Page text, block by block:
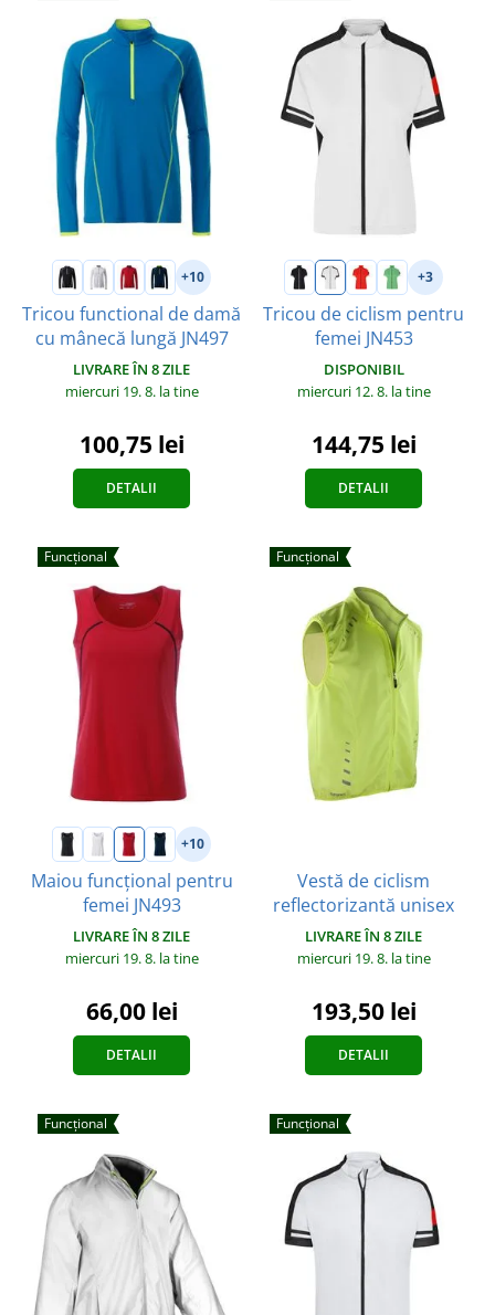
+10
Tricou functional de damă
cu mânecă lungă JN497
LIVRARE ÎN 8 ZILE
miercuri 19. 8. la tine
100,75 lei
DETALII
+3
Tricou de ciclism pentru
femei JN453
DISPONIBIL
miercuri 12. 8. la tine
144,75 lei
DETALII
Funcțional
+10
Maiou funcțional pentru
femei JN493
LIVRARE ÎN 8 ZILE
miercuri 19. 8. la tine
66,00 lei
DETALII
Funcțional
Vestă de ciclism
reflectorizantă unisex
LIVRARE ÎN 8 ZILE
miercuri 19. 8. la tine
193,50 lei
DETALII
Funcțional Funcțional